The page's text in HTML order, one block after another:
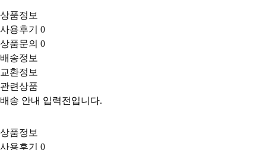
상품정보
사용후기 0
상품문의 0
배송정보
교환정보
관련상품
배송 안내 입력전입니다.
상품정보
사용후기 0